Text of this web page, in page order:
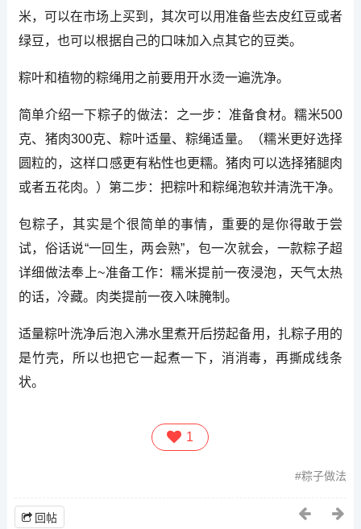
米，可以在市场上买到，其次可以用准备些去皮红豆或者
绿豆，也可以根据自己的口味加入点其它的豆类。
粽叶和植物的粽绳用之前要用开水烫一遍洗净。
简单介绍一下粽子的做法：之一步：准备食材。糯米500
克、猪肉300克、粽叶适量、粽绳适量。（糯米更好选择
圆粒的，这样口感更有粘性也更糯。猪肉可以选择猪腿肉
或者五花肉。）第二步：把粽叶和粽绳泡软并清洗干净。
包粽子，其实是个很简单的事情，重要的是你得敢于尝
试，俗话说“一回生，两会熟”，包一次就会，一款粽子超
详细做法奉上~准备工作：糯米提前一夜浸泡，天气太热
的话，冷藏。肉类提前一夜入味腌制。
适量粽叶洗净后泡入沸水里煮开后捞起备用，扎粽子用的
是竹壳，所以也把它一起煮一下，消消毒，再撕成线条
状。
1
粽子做法
回帖